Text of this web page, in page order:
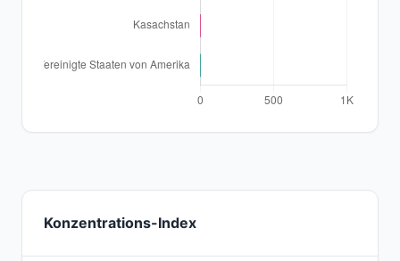
Konzentrations-Index